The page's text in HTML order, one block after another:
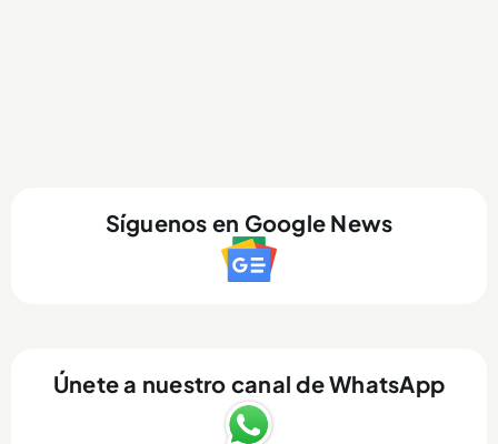
Síguenos en Google News
Únete a nuestro canal de WhatsApp